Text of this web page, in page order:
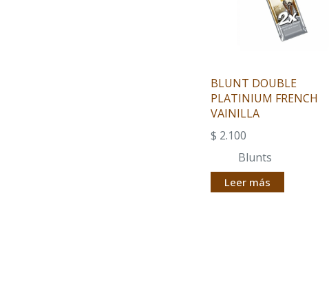
BLUNT DOUBLE
PLATINIUM FRENCH
VAINILLA
$ 2.100
Blunts
Leer más